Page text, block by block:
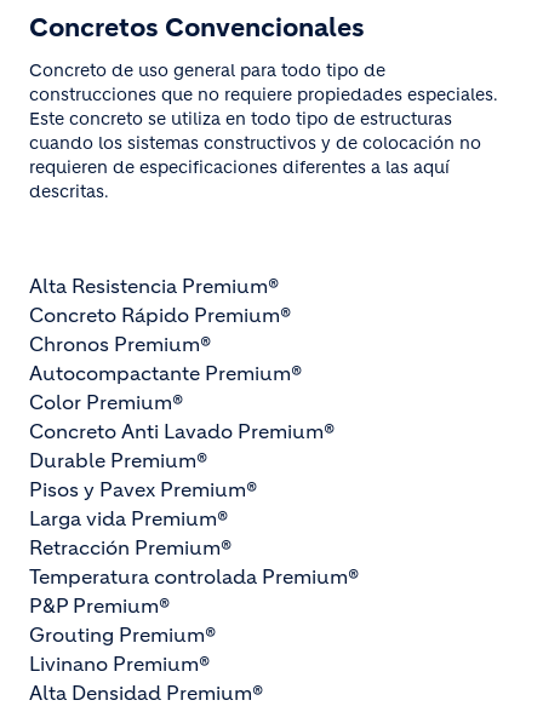
Concretos Convencionales
Concreto de uso general para todo tipo de
construcciones que no requiere propiedades especiales.
Este concreto se utiliza en todo tipo de estructuras
cuando los sistemas constructivos y de colocación no
requieren de especificaciones diferentes a las aquí
descritas.
Alta Resistencia Premium®
Concreto Rápido Premium®
Chronos Premium®
Autocompactante Premium®
Color Premium®
Concreto Anti Lavado Premium®
Durable Premium®
Pisos y Pavex Premium®
Larga vida Premium®
Retracción Premium®
Temperatura controlada Premium®
P&P Premium®
Grouting Premium®
Livinano Premium®
Alta Densidad Premium®